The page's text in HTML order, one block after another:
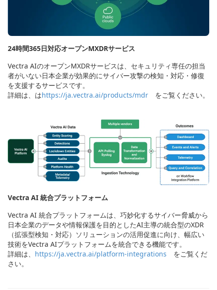
24時間365日対応オープンMXDRサービス
Vectra AIのオープンMXDRサービスは、セキュリティ専任の担当
者がいない日本企業が効果的にサイバー攻撃の検知・対応・修復
を支援するサービスです。
詳細は、はhttps://ja.vectra.ai/products/mdr をご覧ください。
Vectra AI 統合プラットフォーム
Vectra AI 統合プラットフォームは、巧妙化するサイバー脅威から
日本企業のデータや情報保護を目的としたAI主導の統合型のXDR
（拡張型検知・対応）ソリューションの活用促進に向け、幅広い
技術をVectra AIプラットフォームを統合できる機能です。
詳細は、 https://ja.vectra.ai/platform-integrations をご覧くだ
さい。